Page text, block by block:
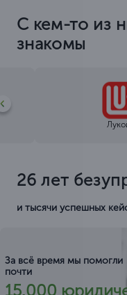
С кем-то из
знакомы
26 лет
и тысячи успешных
За всё время мы помогли
почти
15.000